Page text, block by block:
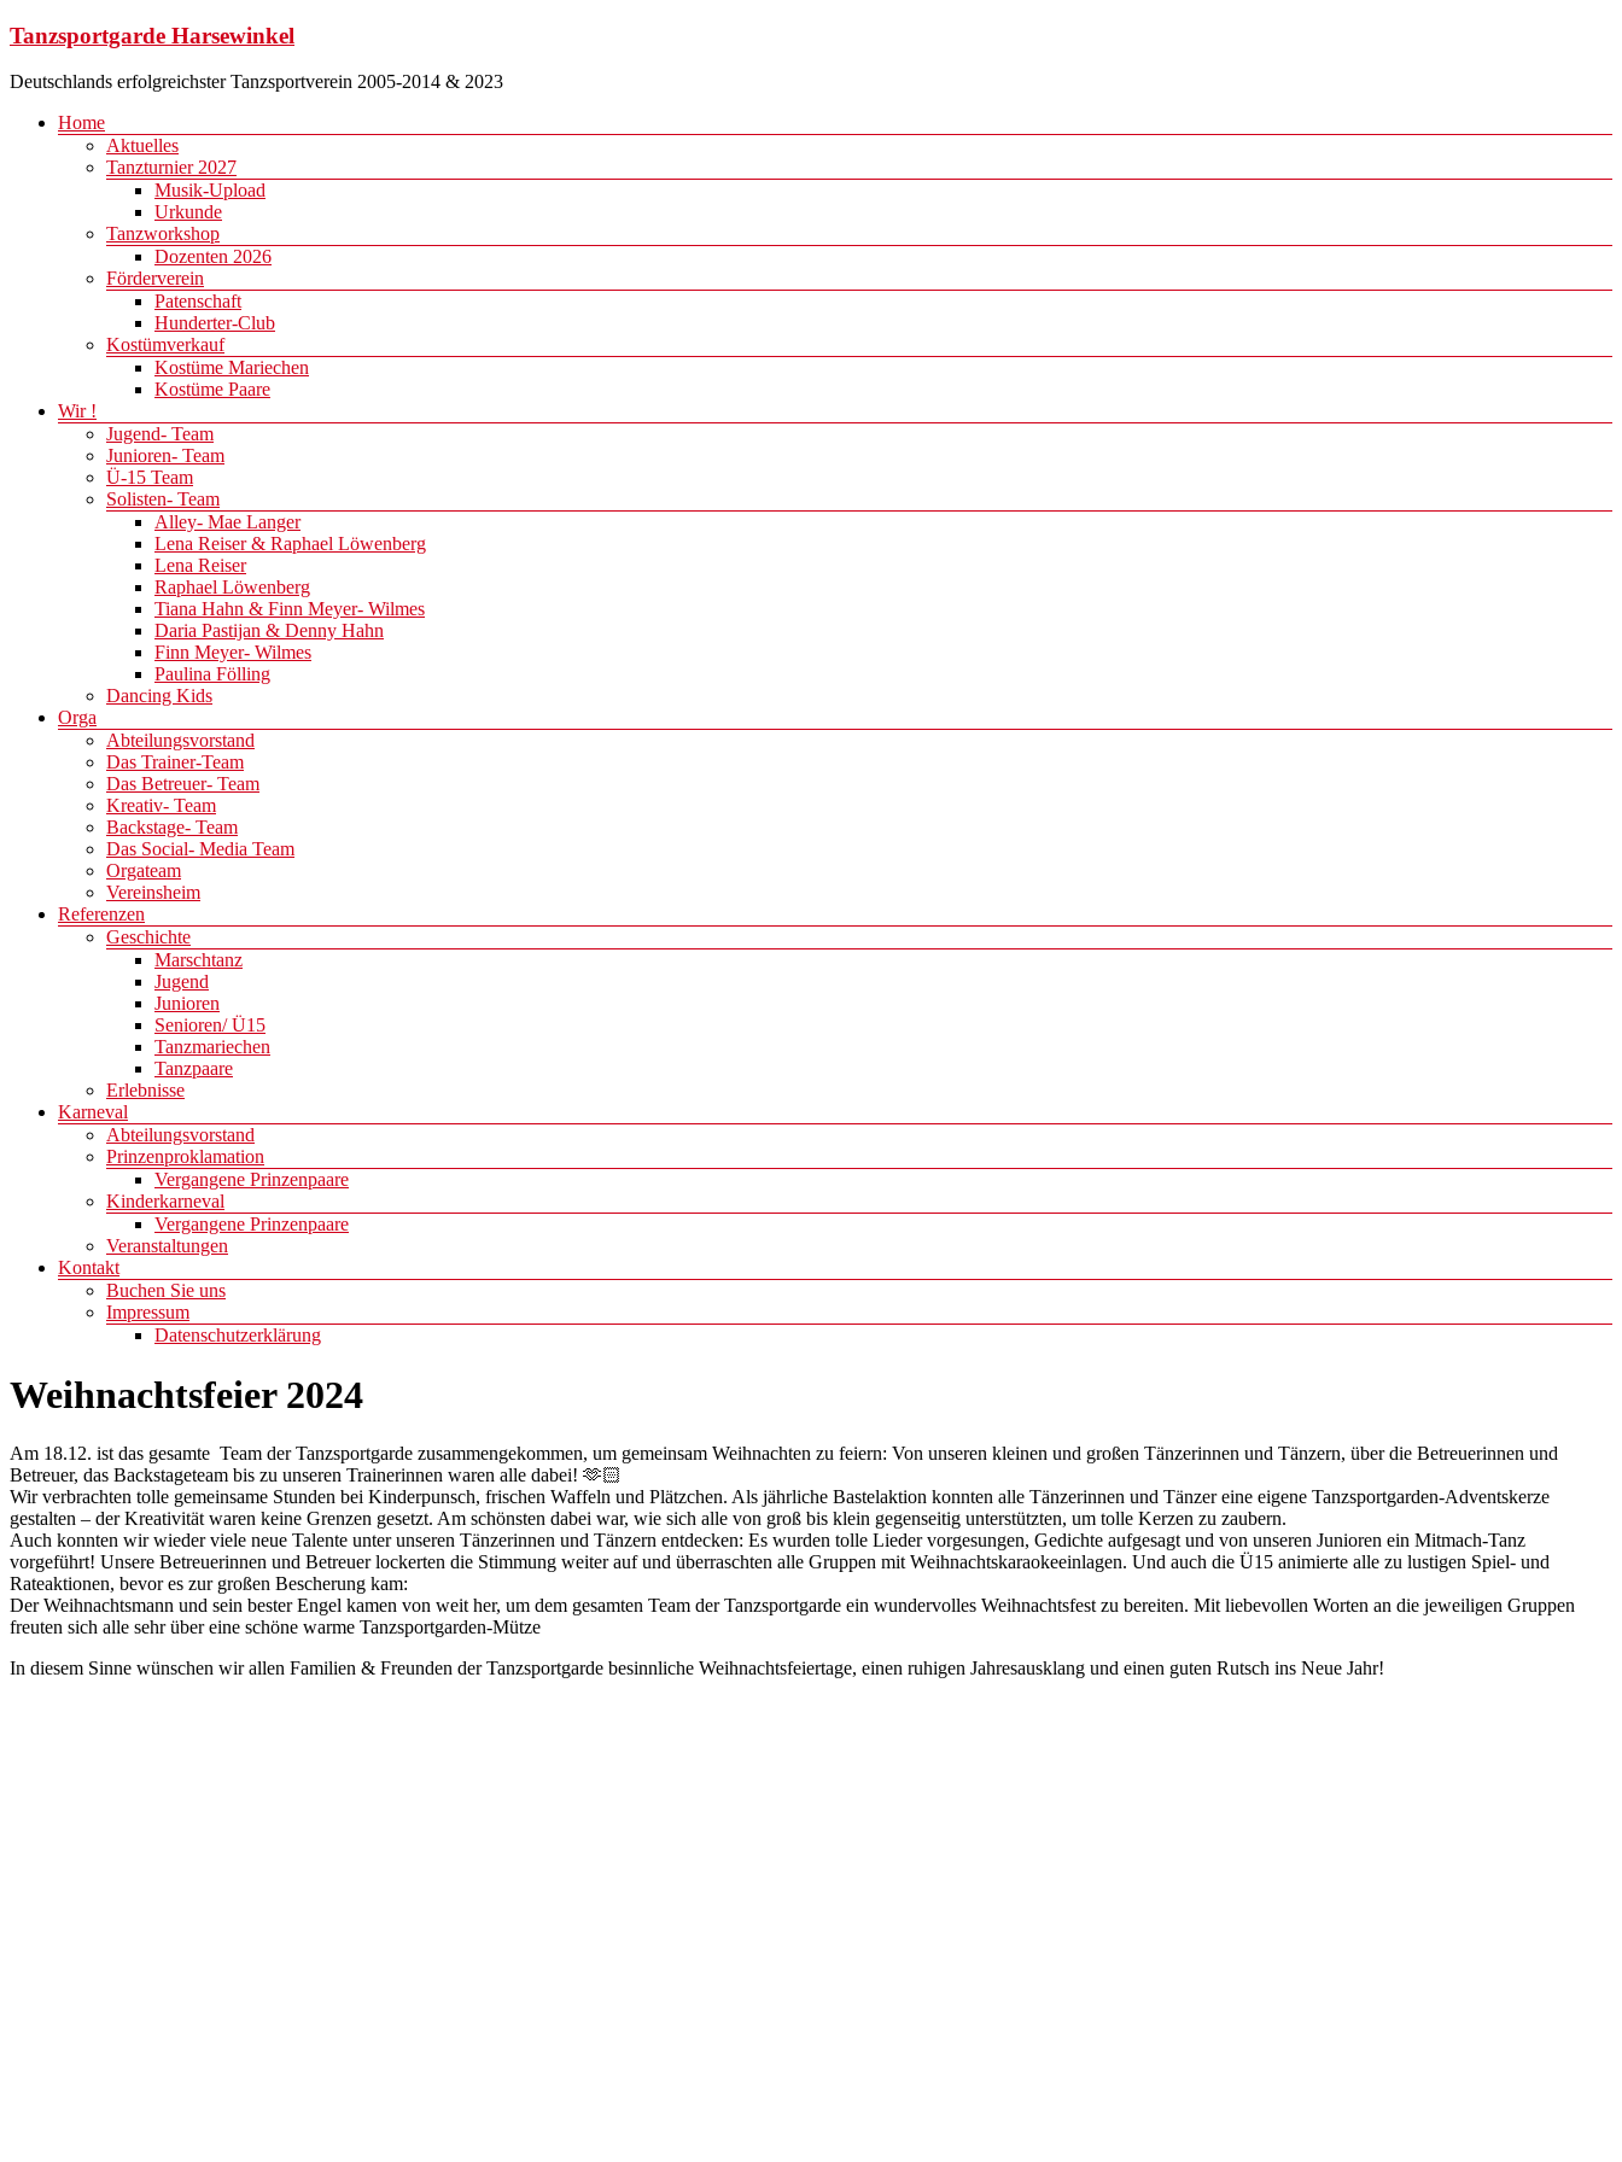
Zum
springen
Tanzsportgarde Harsewinkel
Deutschlands erfolgreichster Tanzsportverein 2005-2014 & 2023
Menü
Home
Aktuelles
Tanzturnier 2027
Musik-Upload
Urkunde
Tanzworkshop
Dozenten 2026
Förderverein
Patenschaft
Hunderter-Club
Kostümverkauf
Kostüme Mariechen
Kostüme Paare
Wir !
Jugend- Team
Junioren- Team
Ü-15 Team
Solisten- Team
Alley- Mae Langer
Lena Reiser & Raphael Löwenberg
Lena Reiser
Raphael Löwenberg
Tiana Hahn & Finn Meyer- Wilmes
Daria Pastijan & Denny Hahn
Finn Meyer- Wilmes
Paulina Fölling
Dancing Kids
Orga
Abteilungsvorstand
Das Trainer-Team
Das Betreuer- Team
Kreativ- Team
Backstage- Team
Das Social- Media Team
Orgateam
Vereinsheim
Referenzen
Geschichte
Marschtanz
Jugend
Junioren
Senioren/ Ü15
Tanzmariechen
Tanzpaare
Erlebnisse
Karneval
Abteilungsvorstand
Prinzenproklamation
Vergangene Prinzenpaare
Kinderkarneval
Vergangene Prinzenpaare
Veranstaltungen
Kontakt
Buchen Sie uns
Impressum
Datenschutzerklärung
Weihnachtsfeier 2024
Am 18.12. ist das gesamte Team der Tanzsportgarde zusammengekommen, um gemeinsam Weihnachten zu feiern: Von unseren kleinen und großen Tänzerinnen und Tänzern, über die Betreuerinnen und
Betreuer, das Backstageteam bis zu unseren Trainerinnen waren alle dabei! 🫶🏻
Wir verbrachten tolle gemeinsame Stunden bei Kinderpunsch, frischen Waffeln und Plätzchen. Als jährliche Bastelaktion konnten alle Tänzerinnen und Tänzer eine eigene Tanzsportgarden-Adventskerze
gestalten – der Kreativität waren keine Grenzen gesetzt. Am schönsten dabei war, wie sich alle von groß bis klein gegenseitig unterstützten, um tolle Kerzen zu zaubern.
Auch konnten wir wieder viele neue Talente unter unseren Tänzerinnen und Tänzern entdecken: Es wurden tolle Lieder vorgesungen, Gedichte aufgesagt und von unseren Junioren ein Mitmach-Tanz
vorgeführt! Unsere Betreuerinnen und Betreuer lockerten die Stimmung weiter auf und überraschten alle Gruppen mit Weihnachtskaraokeeinlagen. Und auch die Ü15 animierte alle zu lustigen Spiel- und
Rateaktionen, bevor es zur großen Bescherung kam:
Der Weihnachtsmann und sein bester Engel kamen von weit her, um dem gesamten Team der Tanzsportgarde ein wundervolles Weihnachtsfest zu bereiten. Mit liebevollen Worten an die jeweiligen Gruppen
freuten sich alle sehr über eine schöne warme Tanzsportgarden-Mütze
In diesem Sinne wünschen wir allen Familien & Freunden der Tanzsportgarde besinnliche Weihnachtsfeiertage, einen ruhigen Jahresausklang und einen guten Rutsch ins Neue Jahr!